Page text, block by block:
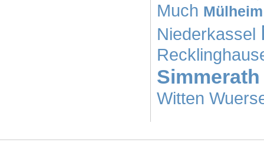
Much
Niederkassel
Simmerath
Witten